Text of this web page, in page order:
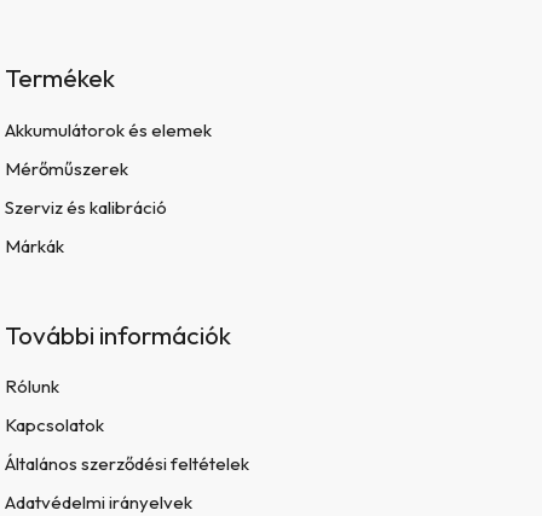
Termékek
Akkumulátorok és elemek
Mérőműszerek
Szerviz és kalibráció
Márkák
További információk
Rólunk
Kapcsolatok
Általános szerződési feltételek
Adatvédelmi irányelvek